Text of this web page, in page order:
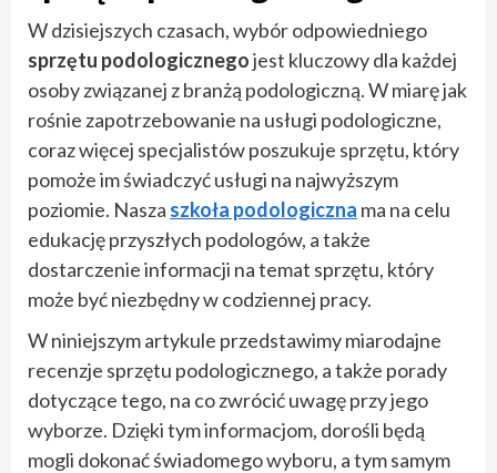
W dzisiejszych czasach, wybór odpowiedniego
sprzętu podologicznegojest kluczowy dla każdej
osoby związanej z branżą podologiczną. W miarę jak
rośnie zapotrzebowanie na usługi podologiczne,
coraz więcej specjalistów poszukuje sprzętu, który
pomoże im świadczyć usługi na najwyższym
poziomie. Nasza szkoła podologiczna ma na celu
edukację przyszłych podologów, a także
dostarczenie informacji na temat sprzętu, który
może być niezbędny w codziennej pracy.
W niniejszym artykule przedstawimy miarodajne
recenzje sprzętu podologicznego, a także porady
dotyczące tego, na co zwrócić uwagę przy jego
wyborze. Dzięki tym informacjom, dorośli będą
mogli dokonać świadomego wyboru, a tym samym